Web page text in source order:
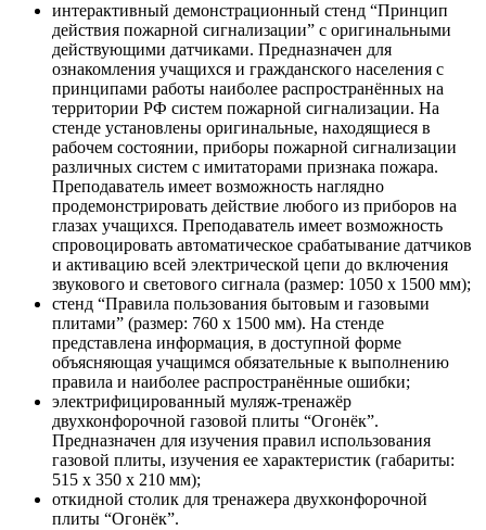
интерактивный демонстрационный стенд “Принцип
действия пожарной сигнализации” с оригинальными
действующими датчиками. Предназначен для
ознакомления учащихся и гражданского населения с
принципами работы наиболее распространённых на
территории РФ систем пожарной сигнализации. На
стенде установлены оригинальные, находящиеся в
рабочем состоянии, приборы пожарной сигнализации
различных систем с имитаторами признака пожара.
Преподаватель имеет возможность наглядно
продемонстрировать действие любого из приборов на
глазах учащихся. Преподаватель имеет возможность
спровоцировать автоматическое срабатывание датчиков
и активацию всей электрической цепи до включения
звукового и светового сигнала (размер: 1050 х 1500 мм);
стенд “Правила пользования бытовым и газовыми
плитами” (размер: 760 х 1500 мм). На стенде
представлена информация, в доступной форме
объясняющая учащимся обязательные к выполнению
правила и наиболее распространённые ошибки;
электрифицированный муляж-тренажёр
двухконфорочной газовой плиты “Огонёк”.
Предназначен для изучения правил использования
газовой плиты, изучения ее характеристик (габариты:
515 х 350 х 210 мм);
откидной столик для тренажера двухконфорочной
плиты “Огонёк”.